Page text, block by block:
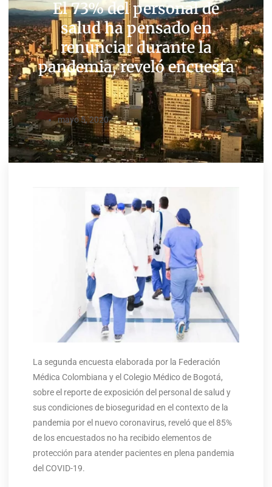
El 73% del personal de
salud ha pensado en
renunciar durante la
pandemia, reveló encuesta
mayo 5, 2020
La segunda encuesta elaborada por la Federación
Médica Colombiana y el Colegio Médico de Bogotá,
sobre el reporte de exposición del personal de salud y
sus condiciones de bioseguridad en el contexto de la
pandemia por el nuevo coronavirus, reveló que el 85%
de los encuestados no ha recibido elementos de
protección para atender pacientes en plena pandemia
del COVID-19.